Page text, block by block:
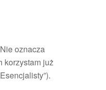
oznacza
korzystam już